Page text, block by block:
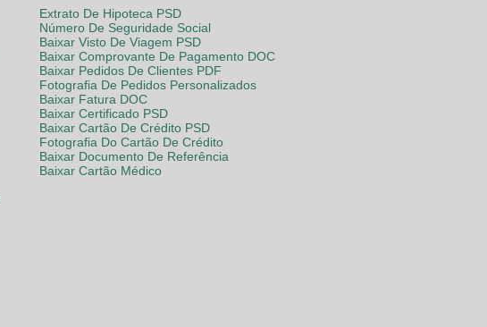
Extrato De Hipoteca PSD
Número De Seguridade Social
Baixar Visto De Viagem PSD
Baixar Comprovante De Pagamento DOC
Baixar Pedidos De Clientes PDF
Fotografia De Pedidos Personalizados
Baixar Fatura DOC
Baixar Certificado PSD
Baixar Cartão De Crédito PSD
Fotografia Do Cartão De Crédito
Baixar Documento De Referência
Baixar Cartão Médico